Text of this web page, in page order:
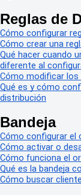
Reglas de
Cómo configurar
Cómo crear una
Qué hacer cuando
diferente al
Cómo modificar
Qué es y cómo
distribución
Bandeja
Cómo configurar el
Cómo activar o
Cómo funciona el
Qué es la bandeja
Cómo buscar